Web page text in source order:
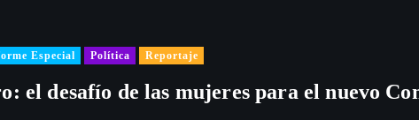
Especial Política Reportaje
el desafío de las mujeres para el nuevo